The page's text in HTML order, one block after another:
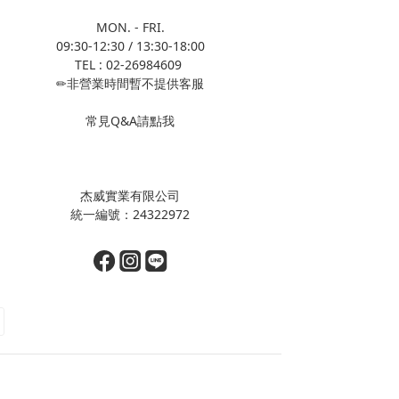
MON. - FRI.
09:30-12:30 / 13:30-18:00
TEL : 02-26984609
✏非營業時間暫不提供客服
常見Q&A請點我
杰威實業有限公司
統一編號：24322972